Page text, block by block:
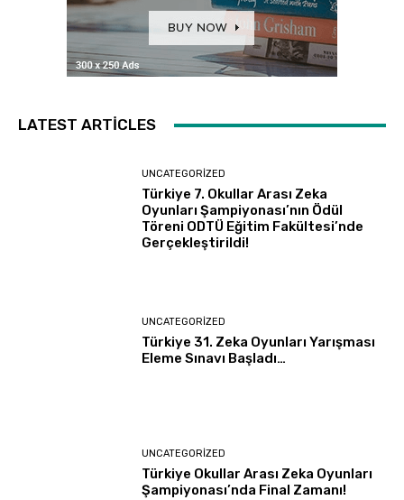
LATEST ARTICLES
UNCATEGORIZED
Türkiye 7. Okullar Arası Zeka
Oyunları Şampiyonası’nın Ödül
Töreni ODTÜ Eğitim Fakültesi’nde
Gerçekleştirildi!
UNCATEGORIZED
Türkiye 31. Zeka Oyunları Yarışması
Eleme Sınavı Başladı…
UNCATEGORIZED
Türkiye Okullar Arası Zeka Oyunları
Şampiyonası’nda Final Zamanı!